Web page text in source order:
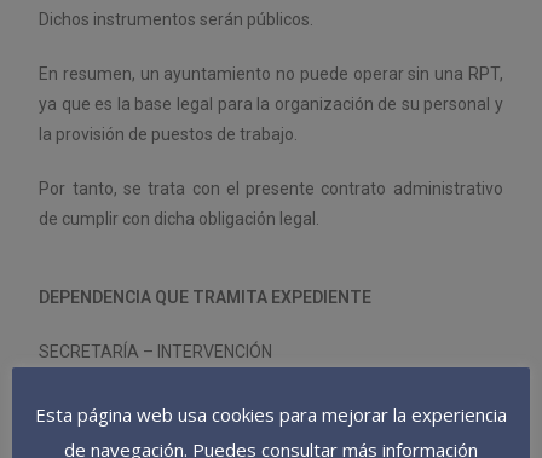
Dichos instrumentos serán públicos.
En resumen, un ayuntamiento no puede operar sin una RPT,
ya que es la base legal para la organización de su personal y
la provisión de puestos de trabajo.
Por tanto, se trata con el presente contrato administrativo
de cumplir con dicha obligación legal.
DEPENDENCIA QUE TRAMITA EXPEDIENTE
SECRETARÍA – INTERVENCIÓN
ÓRGANO DE CONTRATACIÓN
Esta página web usa cookies para mejorar la experiencia
de navegación. Puedes consultar más información